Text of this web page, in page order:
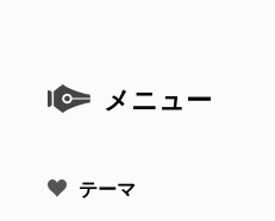
メニュー
テーマ